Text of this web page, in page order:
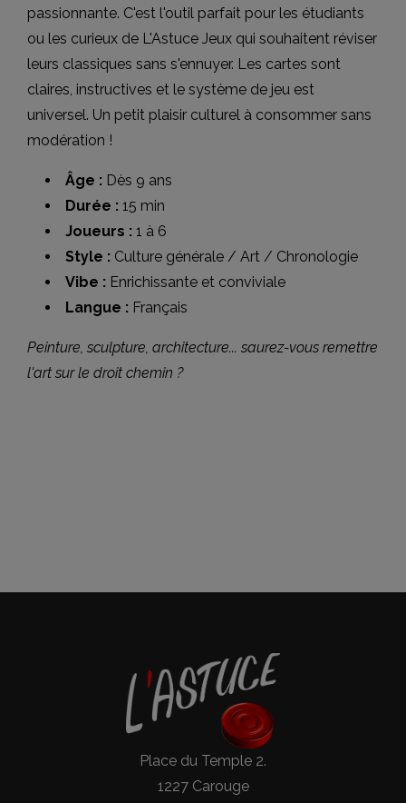
passionnante. C'est l'outil parfait pour les étudiants
ou les curieux de L'Astuce Jeux qui souhaitent réviser
leurs classiques sans s'ennuyer. Les cartes sont
claires, instructives et le système de jeu est
universel. Un petit plaisir culturel à consommer sans
modération !
Âge : Dès 9 ans
Durée : 15 min
Joueurs : 1 à 6
Style : Culture générale / Art / Chronologie
Vibe : Enrichissante et conviviale
Langue : Français
Peinture, sculpture, architecture... saurez-vous remettre
l'art sur le droit chemin ?
Place du Temple 2.
1227 Carouge